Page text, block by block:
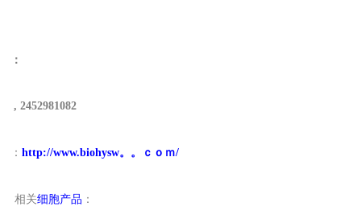
：
,2452981082
：http://www.biohysw。。ｃｏｍ/
相关细胞产品 ：